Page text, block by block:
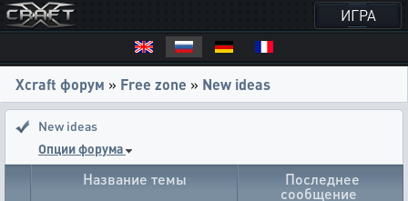
ИГРА
Xcraft форум » Free zone » New ideas
New ideas
Опции форума
Название темы Последнее
сообщение